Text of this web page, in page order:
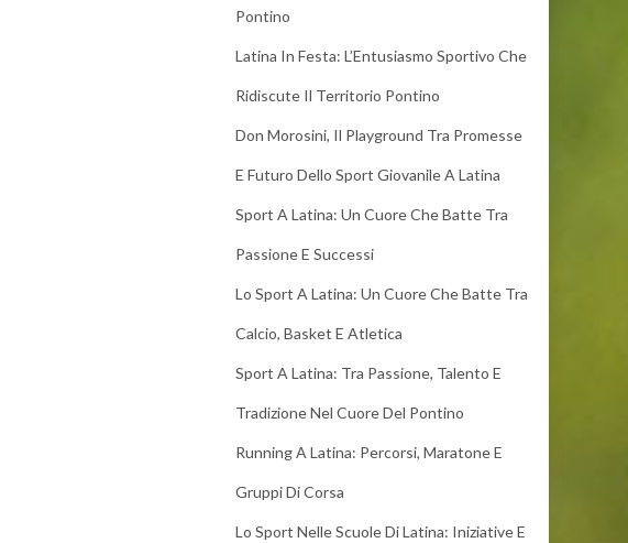
Pontino
Latina In Festa: L’Entusiasmo Sportivo Che
Ridiscute Il Territorio Pontino
Don Morosini, Il Playground Tra Promesse
E Futuro Dello Sport Giovanile A Latina
Sport A Latina: Un Cuore Che Batte Tra
Passione E Successi
Lo Sport A Latina: Un Cuore Che Batte Tra
Calcio, Basket E Atletica
Sport A Latina: Tra Passione, Talento E
Tradizione Nel Cuore Del Pontino
Running A Latina: Percorsi, Maratone E
Gruppi Di Corsa
Lo Sport Nelle Scuole Di Latina: Iniziative E